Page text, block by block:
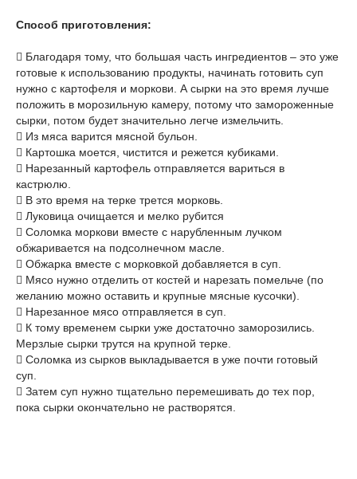
Способ приготовления:
 Благодаря тому, что большая часть ингредиентов – это уже
готовые к использованию продукты, начинать готовить суп
нужно с картофеля и моркови. А сырки на это время лучше
положить в морозильную камеру, потому что замороженные
сырки, потом будет значительно легче измельчить.
 Из мяса варится мясной бульон.
 Картошка моется, чистится и режется кубиками.
 Нарезанный картофель отправляется вариться в
кастрюлю.
 В это время на терке трется морковь.
 Луковица очищается и мелко рубится
 Соломка моркови вместе с нарубленным лучком
обжаривается на подсолнечном масле.
 Обжарка вместе с морковкой добавляется в суп.
 Мясо нужно отделить от костей и нарезать помельче (по
желанию можно оставить и крупные мясные кусочки).
 Нарезанное мясо отправляется в суп.
 К тому временем сырки уже достаточно заморозились.
Мерзлые сырки трутся на крупной терке.
 Соломка из сырков выкладывается в уже почти готовый
суп.
 Затем суп нужно тщательно перемешивать до тех пор,
пока сырки окончательно не растворятся.